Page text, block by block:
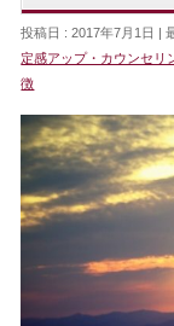
投稿日 : 2017年7月1日
定感アップ・カウンセリ
徴